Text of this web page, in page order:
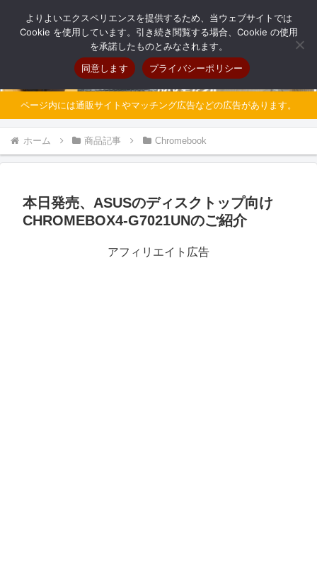
自分だけのオリジナルパソコンを持とう
ページ内には通販サイトやマッチング広告などの広告があります。
ホーム 商品記事 Chromebook
本日発売、ASUSのディスクトップ向け
CHROMEBOX4-G7021UNのご紹介
アフィリエイト広告
よりよいエクスペリエンスを提供するため、当ウェブサイトでは
Cookie を使用しています。引き続き閲覧する場合、Cookie の使用
を承諾したものとみなされます。
同意します
プライバシーポリシー